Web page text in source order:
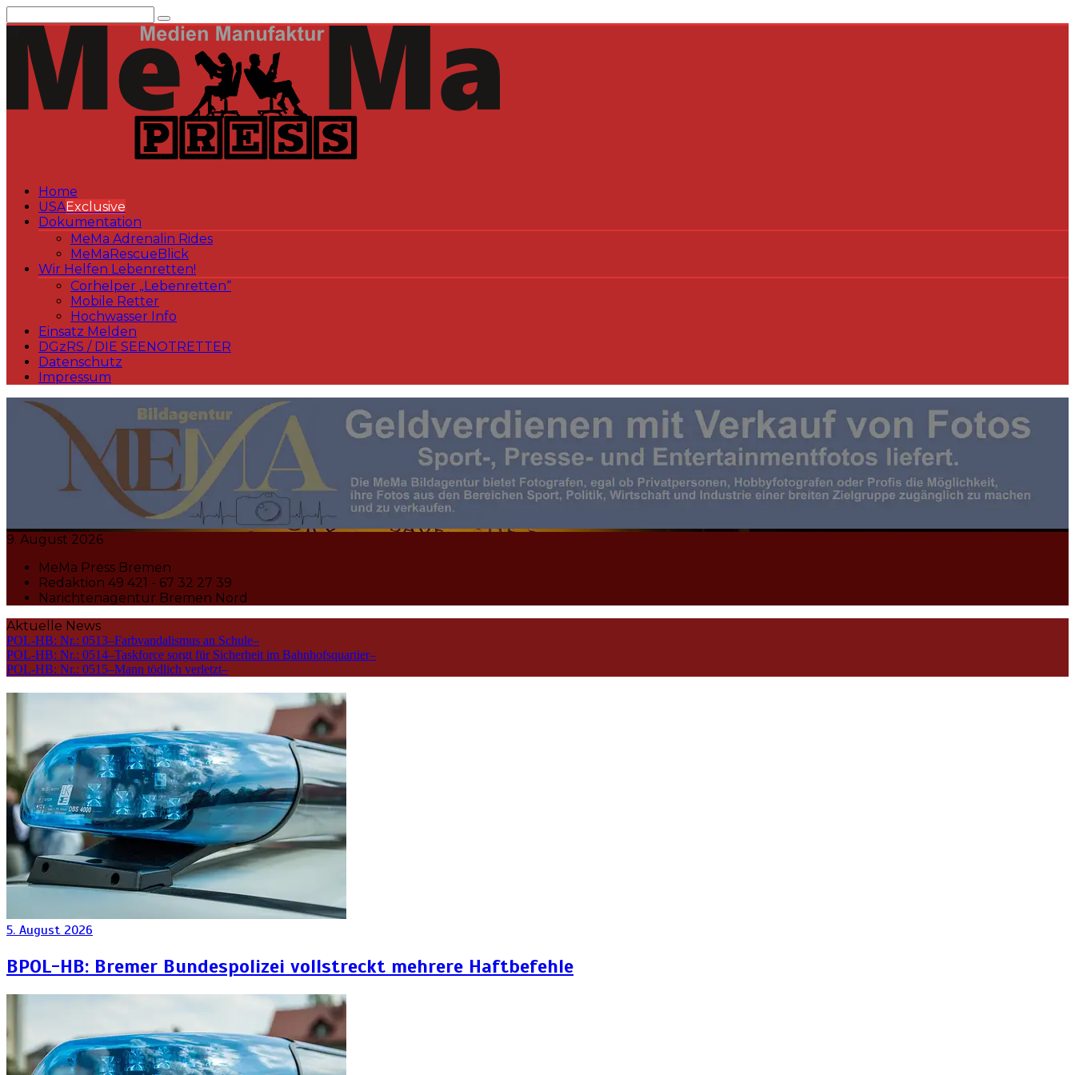
Inhalt
springen
Home
USAExclusive
Dokumentation
MeMa Adrenalin Rides
MeMaRescueBlick
Wir Helfen Lebenretten!
Corhelper „Lebenretten“
Mobile Retter
Hochwasser Info
Einsatz Melden
DGzRS / DIE SEENOTRETTER
Datenschutz
Impressum
MeMa Press Nachrichtenagentur | Events | Sport | Presse- u. Fotojournalist:in |
9. August 2026
MeMa Press Bremen
Redaktion 49 421 - 67 32 27 39
Narichtenagentur Bremen Nord
Aktuelle News
POL-HB: Nr.: 0513–Farbvandalismus an Schule–
POL-HB: Nr.: 0514–Taskforce sorgt für Sicherheit im Bahnhofsquartier–
POL-HB: Nr.: 0515–Mann tödlich verletzt–
5. August 2026
BPOL-HB: Bremer Bundespolizei vollstreckt mehrere Haftbefehle